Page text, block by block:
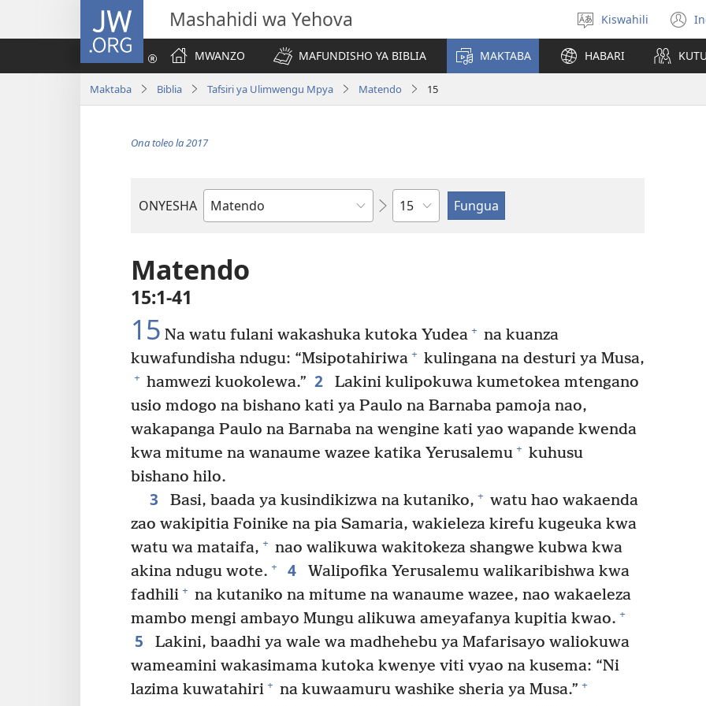
JW.ORG Mashahidi wa Yehova
Chagua
lugha
Kiswahili
MWANZO
MAFUNDISHO YA BIBLIA MAKTABA HABARI
Maktaba Biblia Tafsiri ya Ulimwengu Mpya Matendo 15
Ona toleo la 2017
ONYESHA
Kitabu
Biblia
Sura
Matendo
15:1-41
15 Na watu fulani wakashuka kutoka Yudea + na kuanza
kuwafundisha ndugu: “Msipotahiriwa + kulingana na desturi ya Musa,
+ hamwezi kuokolewa.” 2
Lakini kulipokuwa kumetokea mtengano
usio mdogo na bishano kati ya Paulo na Barnaba pamoja nao,
wakapanga Paulo na Barnaba na wengine kati yao wapande kwenda
kwa mitume na wanaume wazee katika Yerusalemu + kuhusu
bishano hilo.
3 Basi, baada ya kusindikizwa na kutaniko, + watu hao wakaenda
zao wakipitia Foinike na pia Samaria, wakieleza kirefu kugeuka kwa
watu wa mataifa, + nao walikuwa wakitokeza shangwe kubwa kwa
akina ndugu wote. + 4
Walipofika Yerusalemu walikaribishwa kwa
fadhili + na kutaniko na mitume na wanaume wazee, nao wakaeleza
mambo mengi ambayo Mungu alikuwa ameyafanya kupitia kwao. +
5
Lakini, baadhi ya wale wa madhehebu ya Mafarisayo waliokuwa
wameamini wakasimama kutoka kwenye viti vyao na kusema: “Ni
lazima kuwatahiri + na kuwaamuru washike sheria ya Musa.” +